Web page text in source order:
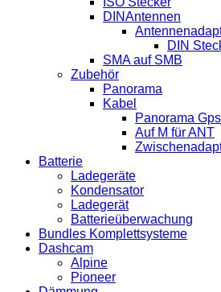
DINAntennen
DIN
SMA auf SMB
Zubehör
Panorama
Kabel
Panorama
Auf M für ANT
Batterie
Ladegeräte
Kondensator
Ladegerät
Batterieüberwachung
Bundles Komplettsysteme
Dashcam
Alpine
Pioneer